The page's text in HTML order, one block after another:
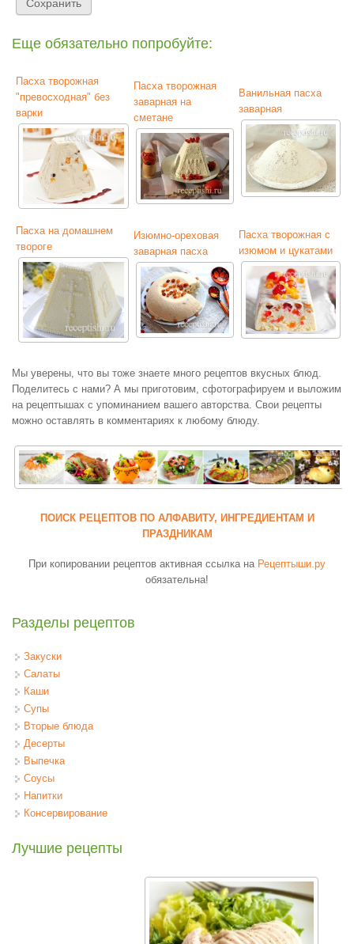
Еще обязательно попробуйте:
Пасха творожная
"превосходная" без
варки
Пасха творожная
заварная на
сметане
Ванильная пасха
заварная
Пасха на домашнем
твороге
Изюмно-ореховая
заварная пасха
Пасха творожная с
изюмом и цукатами
Мы уверены, что вы тоже знаете много рецептов вкусных блюд.
Поделитесь с нами? А мы приготовим, сфотографируем и выложим
на рецептышах с упоминанием вашего авторства. Свои рецепты
можно оставлять в комментариях к любому блюду.
ПОИСК РЕЦЕПТОВ ПО АЛФАВИТУ, ИНГРЕДИЕНТАМ И
ПРАЗДНИКАМ
При копировании рецептов активная ссылка на Рецептыши.ру
обязательна!
Разделы рецептов
Закуски
Салаты
Каши
Супы
Вторые блюда
Десерты
Выпечка
Соусы
Напитки
Консервирование
Лучшие рецепты